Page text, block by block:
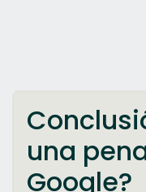
una
Google?